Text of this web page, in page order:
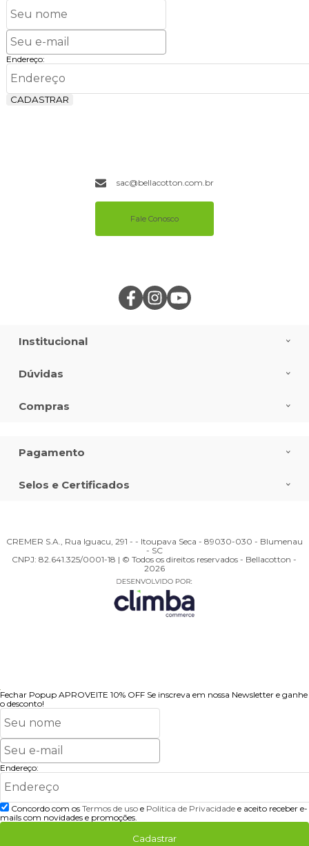
Endereço:
CADASTRAR
Institucional
Dúvidas
Compras
sac@bellacotton.com.br
Fale Conosco
Pagamento
Selos e Certificados
CREMER S.A., Rua Iguacu, 291 - - Itoupava Seca - 89030-030 - Blumenau
- SC
CNPJ: 82.641.325/0001-18 | © Todos os direitos reservados - Bellacotton -
2026
Fechar Popup APROVEITE 10% OFF Se inscreva em nossa Newsletter e ganhe
o desconto!
Endereço:
Concordo com os Termos de uso e Politica de Privacidade e aceito receber e-
mails com novidades e promoções.
Cadastrar